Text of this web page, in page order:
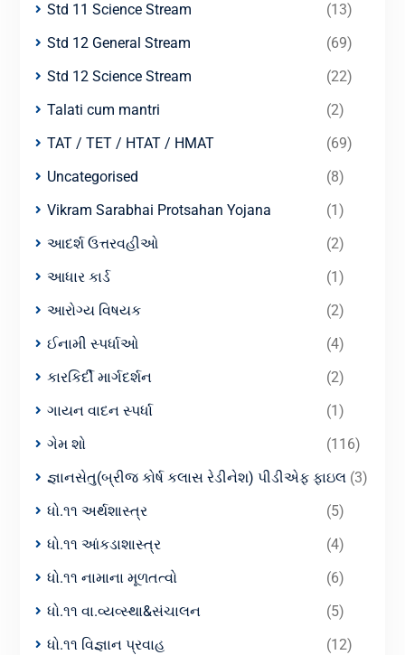
Std 11 Science Stream
(13)
Std 12 General Stream
(69)
Std 12 Science Stream
(22)
Talati cum mantri
(2)
TAT / TET / HTAT / HMAT
(69)
Uncategorised
(8)
Vikram Sarabhai Protsahan Yojana
(1)
આદર્શ ઉત્તરવહીઓ
(2)
આધાર કાર્ડ
(1)
આરોગ્ય વિષયક
(2)
ઈનામી સ્પર્ધાઓ
(4)
કારકિર્દી માર્ગદર્શન
(2)
ગાયન વાદન સ્પર્ધા
(1)
ગેમ શો
(116)
જ્ઞાનસેતુ(બ્રીજ કોર્ષ કલાસ રેડીનેશ) પીડીએફ ફાઇલ(3)
ધો.૧૧ અર્થશાસ્ત્ર
(5)
ધો.૧૧ આંકડાશાસ્ત્ર
(4)
ધો.૧૧ નામાના મૂળતત્વો
(6)
ધો.૧૧ વા.વ્યવ્સ્થા&સંચાલન
(5)
ધો.૧૧ વિજ્ઞાન પ્રવાહ
(12)